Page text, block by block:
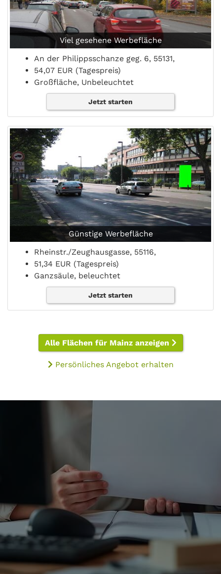
Viel gesehene Werbefläche
An der Philippsschanze geg. 6, 55131,
54,07 EUR (Tagespreis)
Großfläche, Unbeleuchtet
Jetzt starten
Günstige Werbefläche
Rheinstr./Zeughausgasse, 55116,
51,34 EUR (Tagespreis)
Ganzsäule, beleuchtet
Jetzt starten
Alle Flächen für Mainz anzeigen
Persönliches Angebot erhalten